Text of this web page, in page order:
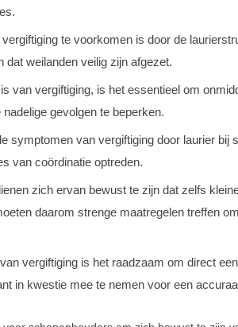
te voorkomen is door de
dat weilanden veilig zijn afgezet.
van vergiftiging, is het essentieel om
gevolgen te beperken.
symptomen van vergiftiging door laurier bij
van coördinatie optreden.
zich ervan bewust te zijn dat zelfs
daarom strenge maatregelen treffen
vergiftiging is het raadzaam om direct
in kwestie mee te nemen voor een